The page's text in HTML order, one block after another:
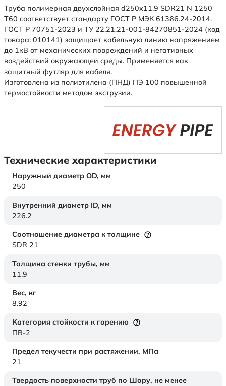
Труба полимерная двухслойная d250x11,9 SDR21 N 1250
Т60 соответствует стандарту ГОСТ Р МЭК 61386.24-2014.
ГОСТ Р 70751-2023 и ТУ 22.21.21-001-84270851-2024 (код
товара: 010141) защищает кабельную линию напряжением
до 1кВ от механических повреждений и негативных
воздействий окружающей среды. Применяется как
защитный футляр для кабеля.
Изготовлена из полиэтилена (ПНД) ПЭ 100 повышенной
термостойкости методом экструзии.
Технические характеристики
Наружный диаметр OD, мм
250
Внутренний диаметр ID, мм
226.2
Соотношение диаметра к толщине
SDR 21
Толщина стенки трубы, мм
11.9
Вес, кг
8.92
Категория стойкости к горению
ПВ-2
Предел текучести при растяжении, МПа
21
Твердость поверхности труб по Шору, не менее